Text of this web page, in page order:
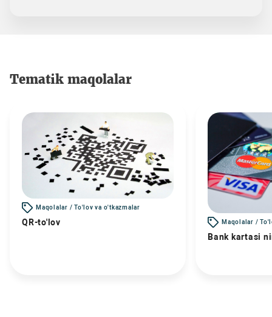
Tematik maqolalar
Maqolalar / To'lov va o'tkazmalar
QR-to'lov Maqolalar /
Bank kartasi